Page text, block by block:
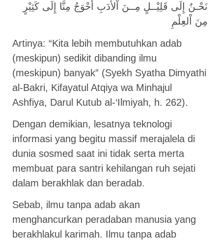
نَحْـنُ إِلَى قَلِيْــلٍ مِــنَ اْلأَدَبِ أَحْوَجُ مِنَّا إِلَى كَثِيْرٍ
مِنَ اْلعِلْمِ
Artinya: “Kita lebih membutuhkan adab
(meskipun) sedikit dibanding ilmu
(meskipun) banyak” (Syekh Syatha Dimyathi
al-Bakri, Kifayatul Atqiya wa Minhajul
Ashfiya, Darul Kutub al-‘Ilmiyah, h. 262).
Dengan demikian, lesatnya teknologi
informasi yang begitu massif merajalela di
dunia sosmed saat ini tidak serta merta
membuat para santri kehilangan ruh sejati
dalam berakhlak dan beradab.
Sebab, ilmu tanpa adab akan
menghancurkan peradaban manusia yang
berakhlakul karimah. Ilmu tanpa adab